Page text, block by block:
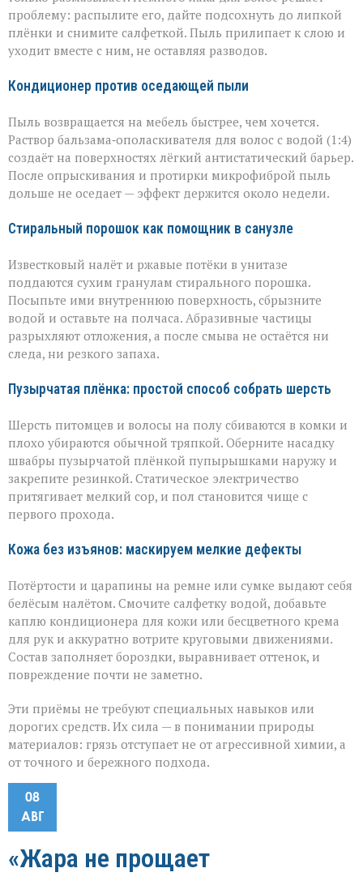
проблему: распылите его, дайте подсохнуть до липкой
плёнки и снимите салфеткой. Пыль прилипает к слою и
уходит вместе с ним, не оставляя разводов.
Кондиционер против оседающей пыли
Пыль возвращается на мебель быстрее, чем хочется.
Раствор бальзама‑ополаскивателя для волос с водой (1:4)
создаёт на поверхностях лёгкий антистатический барьер.
После опрыскивания и протирки микрофиброй пыль
дольше не оседает — эффект держится около недели.
Стиральный порошок как помощник в санузле
Известковый налёт и ржавые потёки в унитазе
поддаются сухим гранулам стирального порошка.
Посыпьте ими внутреннюю поверхность, сбрызните
водой и оставьте на полчаса. Абразивные частицы
разрыхляют отложения, а после смыва не остаётся ни
следа, ни резкого запаха.
Пузырчатая плёнка: простой способ собрать шерсть
Шерсть питомцев и волосы на полу сбиваются в комки и
плохо убираются обычной тряпкой. Оберните насадку
швабры пузырчатой плёнкой пупырышками наружу и
закрепите резинкой. Статическое электричество
притягивает мелкий сор, и пол становится чище с
первого прохода.
Кожа без изъянов: маскируем мелкие дефекты
Потёртости и царапины на ремне или сумке выдают себя
белёсым налётом. Смочите салфетку водой, добавьте
каплю кондиционера для кожи или бесцветного крема
для рук и аккуратно вотрите круговыми движениями.
Состав заполняет бороздки, выравнивает оттенок, и
повреждение почти не заметно.
Эти приёмы не требуют специальных навыков или
дорогих средств. Их сила — в понимании природы
материалов: грязь отступает не от агрессивной химии, а
от точного и бережного подхода.
08
АВГ
«Жара не прощает